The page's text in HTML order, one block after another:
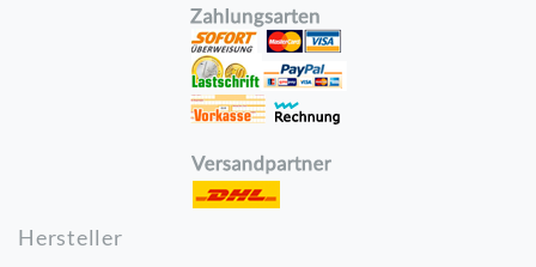
Hersteller